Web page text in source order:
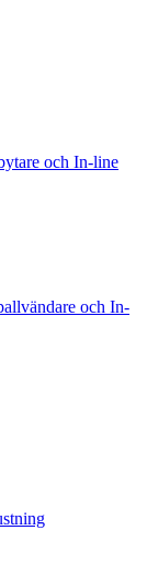
och In-line
och In-